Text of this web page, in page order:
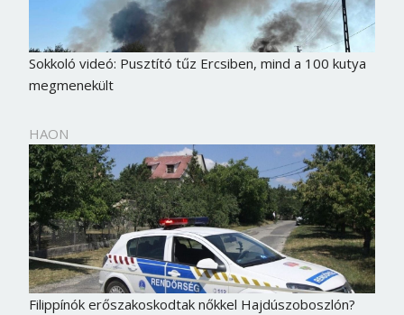
Sokkoló videó: Pusztító tűz Ercsiben, mind a 100 kutya
megmenekült
HAON
Filippínók erőszakoskodtak nőkkel Hajdúszoboszlón?